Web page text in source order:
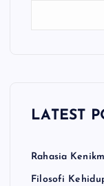
LATEST
Rahasia
Filosofi